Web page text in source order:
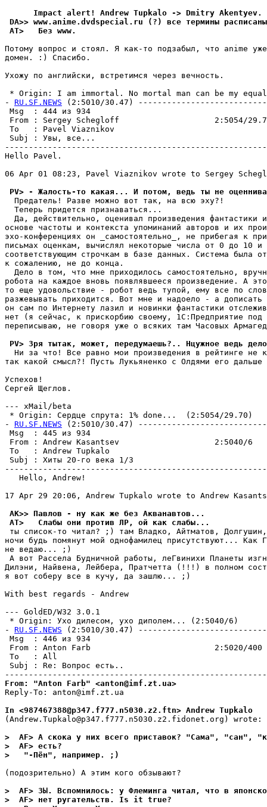
Impact alert! Andrew Tupkalo -> Dmitry Akentyev.
DA>> www.anime.dvdspecial.ru (?) все термины
AT>   Без www.
Потомy вопрос и стоял. Я как-то подзабыл, что anime
домен. :) Спасибо.
Ухожy по английски, встpетимся через вечность.
* Origin: I am immortal. No mortal man can be my
- RU.SF.NEWS (2:5010/30.47)
Msg  : 444
From : Sergey Schegloff                    2:5054/
To   : Pavel Viaznikov
Subj : Увы,
Hello Pavel.
06 Apr 01 08:23, Pavel Viaznikov wrote to Sergey
PV> - Жалость-то какая... И потом, ведь ты не
  Предатель! Разве можно вот так, на всю эху?!
  Теперь придется признаваться...
Да, действительно, оценивал произведения фантастики
основе частоты и контекста упоминаний авторов и их
эхо-конференциях он _самостоятельно_, не прибегая к
письмах оценкам, вычислял некоторые числа от 0 до 10 и
соответствующим строчкам в базе данных. Система была
к сожалению, не до конца.
Дело в том, что мне приходилось самостоятельно,
робота на каждое вновь появлявшееся произведение. А
то еще удовольствие - робот ведь тупой, ему все по
разжевывать приходится. Вот мне и надоело - а дописать
он сам по Интернету лазил и новинки фантастики
нет (я сейчас, к прискорбию своему, 1С:Предприятие под
переписываю, не говоря уже о всяких там Часовых
PV> Зря тытак, может, передумаешь?.. Нцужное ведь
Ни за что! Все равно мои произведения в рейтинге не
так какой смысл?! Пусть Лукьяненко с Олдями его дальше
Успехов!
Сергей Щеглов.
--- xMail/beta
* Origin: Сердце спрута: 1% done...  (2:5054/29.70)
- RU.SF.NEWS (2:5010/30.47)
Msg  : 445
From : Andrew Kasantsev                    2:5040/6
To   : Andrew Tupkalo
Subj : Хиты 20-го
   Hello, Andrew!
17 Apr 29 20:06, Andrew Tupkalo wrote to Andrew
AK>> Павлов - ну как же без Акванавтов...
AT>   Слабы они против ЛР, ой как слабы...
ты список-то читал? ;) там Владко, Айтматов,
ночи будь помянут мой однофамилец присутствуют... Как
не ведаю... ;)
А вот Рассела Будничной работы, леГвинихи Планеты
Дилэни, Найвена, Лейбера, Пратчетта (!!!) в полном
я вот соберу все в кучу, да зашлю... ;)
With best regards - Andrew
--- GoldED/W32 3.0.1
* Origin: Ухо дилесом, ухо диполем... (2:5040/6)
- RU.SF.NEWS (2:5010/30.47)
Msg  : 446
From : Anton Farb                          2:5020/400
To   : All
Subj : Re:
From: "Anton Farb" <anton@imf.zt.ua>
Reply-To: anton@imf.zt.ua
In <987467388@p347.f777.n5030.z2.ftn> Andrew Tupkalo
(Andrew.Tupkalo@p347.f777.n5030.z2.fidonet.org) wrote:
>  AF> А скока у них всего приставок? "Сама", "сан",
>  AF> есть?
>   "-Пён", напpимеp. ;)
(подозрительно) А этим кого обзывают?
>  AF> ЗЫ. Вспомнилось: у Флеминга читал, что в
>  AF> нет ругательств. Is it true?